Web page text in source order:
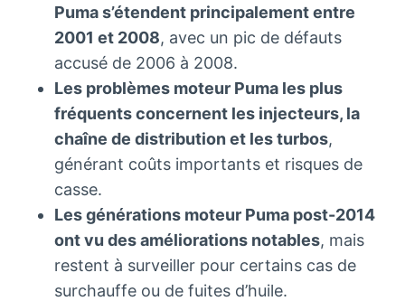
Puma s’étendent principalement entre
2001 et 2008, avec un pic de défauts
accusé de 2006 à 2008.
Les problèmes moteur Puma les plus
fréquents concernent les injecteurs, la
chaîne de distribution et les turbos,
générant coûts importants et risques de
casse.
Les générations moteur Puma post-2014
ont vu des améliorations notables, mais
restent à surveiller pour certains cas de
surchauffe ou de fuites d’huile.